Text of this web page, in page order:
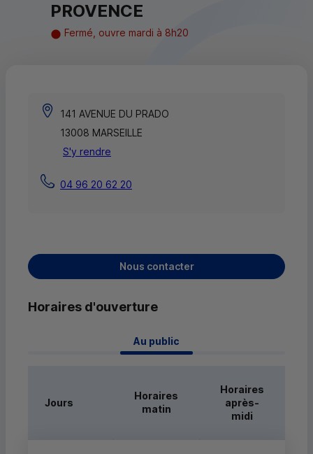
PROVENCE
Fermé, ouvre mardi à 8h20
141 AVENUE DU PRADO
13008 MARSEILLE
S'y rendre
04 96 20 62 20
Nous contacter
Horaires d'ouverture
Au public
Jours
Horaires
matin
Horaires
après-
midi